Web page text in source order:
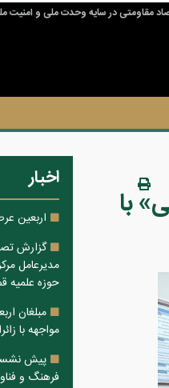
مقاومتی در سایه وحدت ملی و امنیت
با
اخبار
اربعین
گزارش
مدیرعامل
حوزه علمیه
مواجهه با
پیش
فرهنگ و